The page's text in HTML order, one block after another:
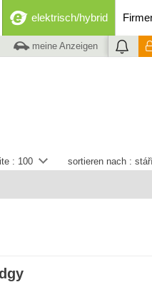
elektrisch/hybrid
meine Anzeigen
sortieren nach :
: 100